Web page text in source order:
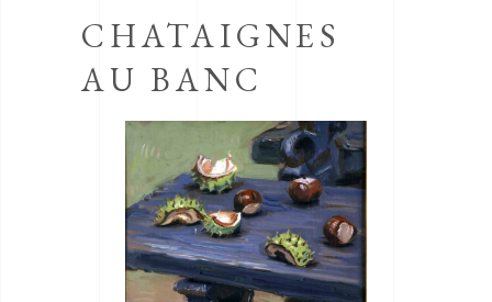
CHATAIGNES
AU BANC